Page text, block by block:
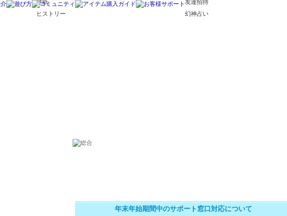
壁紙
ヒストリー
友達招待
幻神占い
年末年始期間中のサポート窓口対応について